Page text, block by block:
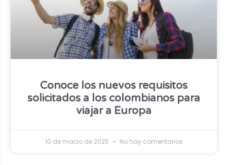
Conoce los nuevos requisitos
solicitados a los colombianos para
viajar a Europa
10 de marzo de 2025 No hay comentarios